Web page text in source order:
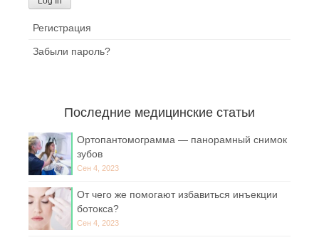
Регистрация
Забыли пароль?
Последние медицинские статьи
Ортопантомограмма — панорамный снимок
зубов
Сен 4, 2023
От чего же помогают избавиться инъекции
ботокса?
Сен 4, 2023